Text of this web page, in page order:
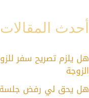
أحدث المقالات
هل يلزم تصريح سفر
الزوجة
هل يحق لي رفض جلسة